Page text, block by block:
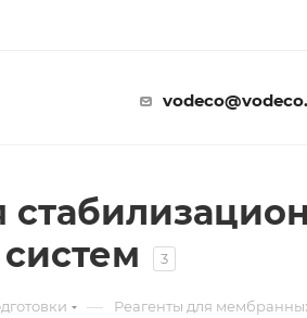
3
— Реагенты для